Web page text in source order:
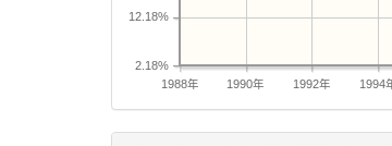
1988年 1990年 1992年 1994
2.18%
12.18%